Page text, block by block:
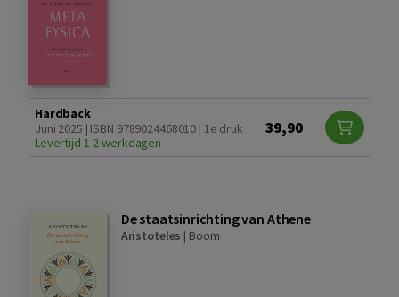
Hardback
Juni 2025 | ISBN 9789024468010 | 1e druk
Levertijd 1-2 werkdagen
39,90
De staatsinrichting van Athene
Aristoteles | Boom